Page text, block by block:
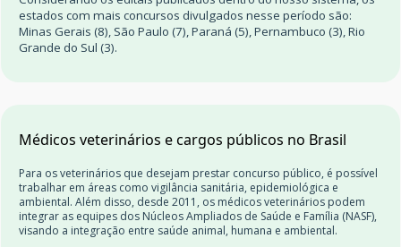
estados com mais concursos divulgados nesse período são:
Minas Gerais (8), São Paulo (7), Paraná (5), Pernambuco (3), Rio
Grande do Sul (3).
Médicos veterinários e cargos públicos no Brasil
Para os veterinários que desejam prestar concurso público, é possível
trabalhar em áreas como vigilância sanitária, epidemiológica e
ambiental. Além disso, desde 2011, os médicos veterinários podem
integrar as equipes dos Núcleos Ampliados de Saúde e Família (NASF),
visando a integração entre saúde animal, humana e ambiental.